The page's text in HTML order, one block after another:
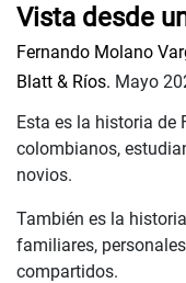
Vista desde
Fernando Molano
Blatt & Ríos. Mayo
Esta es la historia de
colombianos,
novios.
También es la
familiares,
compartidos.